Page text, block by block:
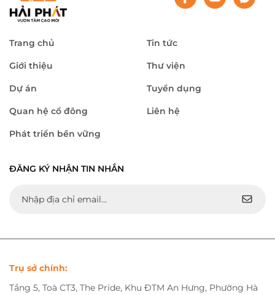
Trang chủ
Giới thiệu
Dự án
Quan hệ cổ đông
Phát triển bền vững
Tin tức
Thư viện
Tuyển dụng
Liên hệ
ĐĂNG KÝ NHẬN TIN NHẮN
Trụ sở chính:
Tầng 5, Toà CT3, The Pride, Khu ĐTM An Hưng, Phường Hà